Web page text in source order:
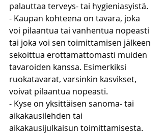
palauttaa terveys- tai hygieniasyistä.
- Kaupan kohteena on tavara, joka
voi pilaantua tai vanhentua nopeasti
tai joka voi sen toimittamisen jälkeen
sekoittua erottamattomasti muiden
tavaroiden kanssa. Esimerkiksi
ruokatavarat, varsinkin kasvikset,
voivat pilaantua nopeasti.
- Kyse on yksittäisen sanoma- tai
aikakausilehden tai
aikakausijulkaisun toimittamisesta.